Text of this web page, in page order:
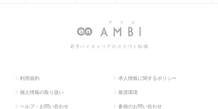
企画の転職 り 株式会社安楽亭の求人情報
若手ハイキャリアのスカウト転職
利用規約 求人情報に関するポリシー
個人情報の取り扱い 推奨環境
ヘルプ・お問い合わせ 参画のお問い合わせ